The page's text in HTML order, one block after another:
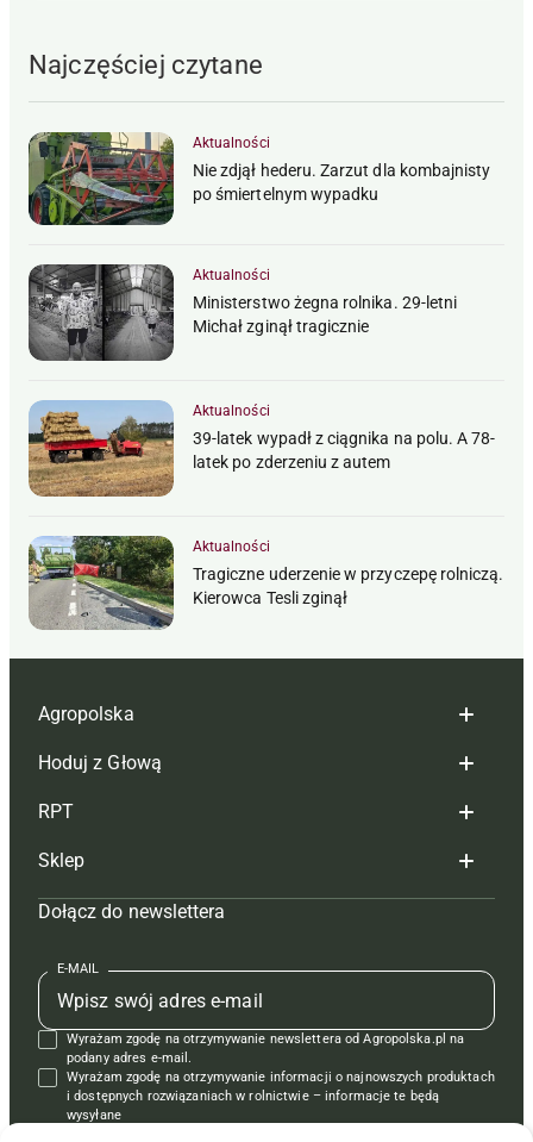
Najczęściej czytane
Aktualności
Nie zdjął hederu. Zarzut dla kombajnisty
po śmiertelnym wypadku
Aktualności
Ministerstwo żegna rolnika. 29-letni
Michał zginął tragicznie
Aktualności
39-latek wypadł z ciągnika na polu. A 78-
latek po zderzeniu z autem
Aktualności
Tragiczne uderzenie w przyczepę rolniczą.
Kierowca Tesli zginął
Agropolska
Redakcja
Reklama
Tagi
Mapa serwisu
Kontakt
Regulamin
Polityka prywatności
Hoduj z Głową
Hoduj z głową bydło
Hoduj z głową świnie
Prenumerata
Redakcja
Kontakt
Reklama
RPT
Redakcja
Prenumerata
Reklama
Kontakt
Krzyżówki
Sklep
Czasopisma i prenumerata
Książki
Regulamin
Dołącz do newslettera
E-MAIL
Wyrażam zgodę na otrzymywanie newslettera od Agropolska.pl na
podany adres e-mail.
Wyrażam zgodę na otrzymywanie informacji o najnowszych produktach
i dostępnych rozwiązaniach w rolnictwie – informacje te będą
wysyłane